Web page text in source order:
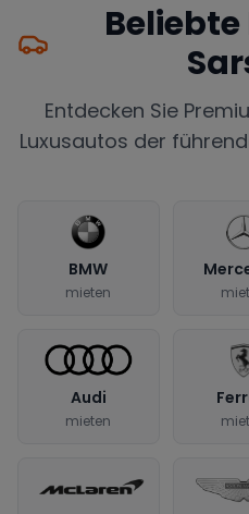
Entdecken Sie
Luxusautos der
BMW
mieten
Audi
mieten